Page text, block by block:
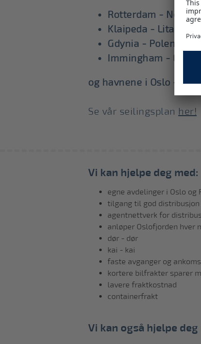
Rotterdam -
Klaipeda - Litauen
Gdynia - Polen
Immingham -
og havnene i Oslo –
Se vår seilingsplan her!
Vi kan hjelpe deg med:
egne avdelinger i Oslo og
tilgang til god distribusjon
agentnettverk for
anløper Oslofjorden hver
dør - dør
kai - kai
faste avganger og
kortere bilfrakter sparer
lavere fraktkostnad
containerfrakt
Vi kan også hjelpe deg